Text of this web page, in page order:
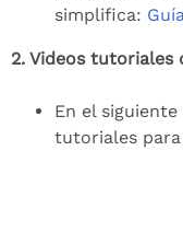
simplifica:
2. Videos tutoriales
En el
tutoriales para